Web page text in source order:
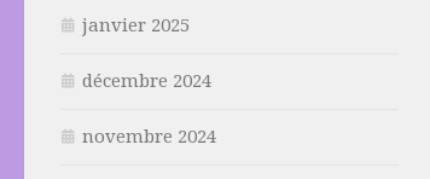
janvier 2025
décembre 2024
novembre 2024